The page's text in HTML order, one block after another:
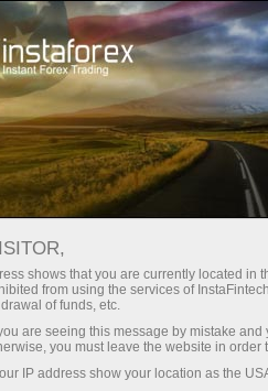
Dành cho Nhà giao dịch
EURJPY.fx
182.147 (%) 06 Aug
shows that you are currently located in
from using the services of
of funds, etc.
are seeing this message by mistake
you must leave the website in
IP address show your location as the